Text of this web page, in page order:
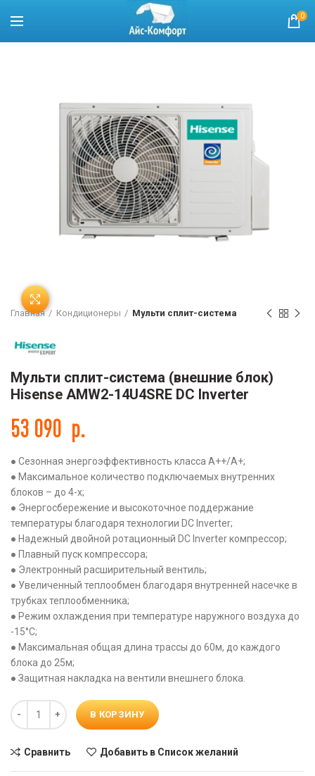
0
Главная
Кондиционеры Мульти сплит-система
Мульти сплит-система (внешние блок)
Hisense AMW2-14U4SRE DC Inverter
53 090 р.
● Сезонная энергоэффективность класса А++/А+;
● Максимальное количество подключаемых внутренних
блоков – до 4-х;
● Энергосбережение и высокоточное поддержание
температуры благодаря технологии DC Inverter;
● Надежный двойной ротационный DC Inverter компрессор;
● Плавный пуск компрессора;
● Электронный расширительный вентиль;
● Увеличенный теплообмен благодаря внутренней насечке в
трубках теплообменника;
● Режим охлаждения при температуре наружного воздуха до
-15°С;
● Максимальная общая длина трассы до 60м, до каждого
блока до 25м;
● Защитная накладка на вентили внешнего блока.
Количество
В КОРЗИНУ
Сравнить Добавить в Список желаний